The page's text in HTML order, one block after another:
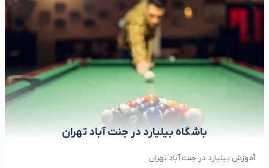
باشگاه بیلیارد در جنت آباد تهران
آموزش بیلیارد در جنت آباد تهران